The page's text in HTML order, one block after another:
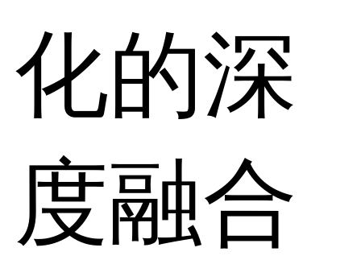
化的深
度融合